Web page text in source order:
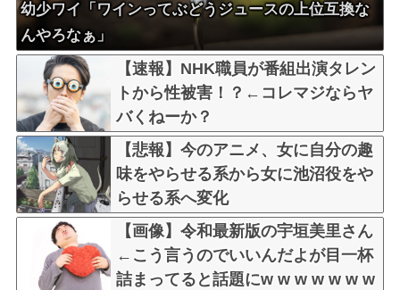
幼少ワイ「ワインってぶどうジュースの上位互換な
んやろなぁ」
【速報】NHK職員が番組出演タレン
トから性被害！？←コレマジならヤ
バくねーか？
【悲報】今のアニメ、女に自分の趣
味をやらせる系から女に池沼役をや
らせる系へ変化
【画像】令和最新版の宇垣美里さん
←こう言うのでいいんだよが目一杯
詰まってると話題にw w w w w w w